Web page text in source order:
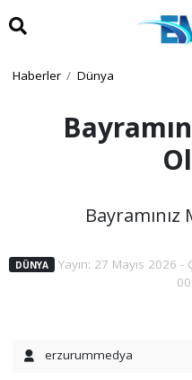
Haberler Dünya
DÜNYA Yayın: 27 Mayıs 2026
erzurummedya